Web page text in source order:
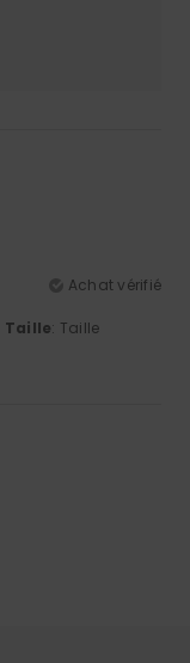
Achat vérifié
Taille: Taille